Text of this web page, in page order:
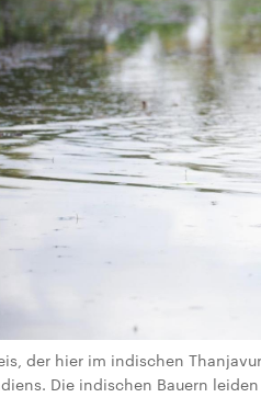
der hier im indischen
Die indischen Bauern